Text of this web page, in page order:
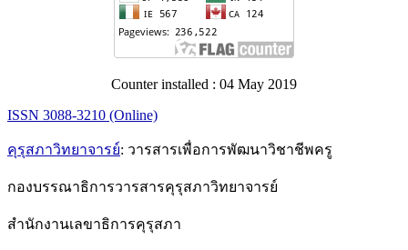
Counter installed : 04 May 2019
ISSN 3088-3210 (Online)
คุรุสภาวิทยาจารย์: วารสารเพื่อการพัฒนาวิชาชีพครู
กองบรรณาธิการวารสารคุรุสภาวิทยาจารย์
สำนักงานเลขาธิการคุรุสภา